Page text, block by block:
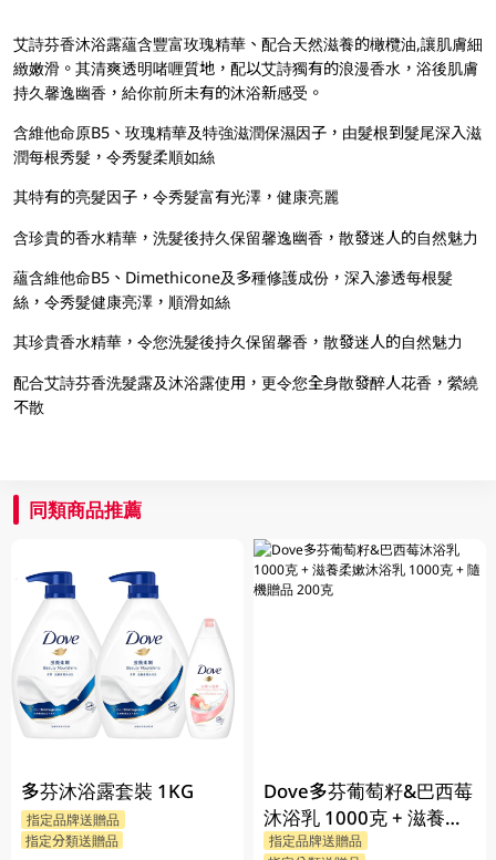
艾詩芬香沐浴露蘊含豐富玫瑰精華、配合天然滋養的橄欖油,讓肌膚細
緻嫩滑。其清爽透明啫喱質地，配以艾詩獨有的浪漫香水，浴後肌膚
持久馨逸幽香，給你前所未有的沐浴新感受。
含維他命原B5、玫瑰精華及特強滋潤保濕因子，由髮根到髮尾深入滋
潤每根秀髮，令秀髮柔順如絲
其特有的亮髮因子，令秀髮富有光澤，健康亮麗
含珍貴的香水精華，洗髮後持久保留馨逸幽香，散發迷人的自然魅力
蘊含維他命B5、Dimethicone及多種修護成份，深入滲透每根髮
絲，令秀髮健康亮澤，順滑如絲
其珍貴香水精華，令您洗髮後持久保留馨香，散發迷人的自然魅力
配合艾詩芬香洗髮露及沐浴露使用，更令您全身散發醉人花香，縈繞
不散
同類商品推薦
多芬沐浴露套裝 1KG
指定品牌送贈品
指定分類送贈品
Dove多芬葡萄籽&巴西莓
沐浴乳 1000克 + 滋養柔
嫰沐浴乳 1000克 + 隨機
指定品牌送贈品